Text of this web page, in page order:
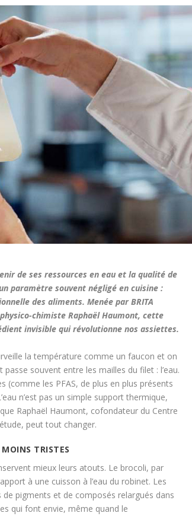
de ses ressources en eau et la qualité de
paramètre souvent négligé en cuisine :
des aliments. Menée par BRITA
chimiste Raphaël Haumont, cette
invisible qui révolutionne nos assiettes.
la température comme un faucon et on
souvent entre les mailles du filet : l’eau.
(comme les PFAS, de plus en plus présents
n’est pas un simple support thermique,
Raphaël Haumont, cofondateur du Centre
peut tout changer.
TRISTES
mieux leurs atouts. Le brocoli, par
à une cuisson à l’eau du robinet. Les
pigments et de composés relargués dans
qui font envie, même quand le